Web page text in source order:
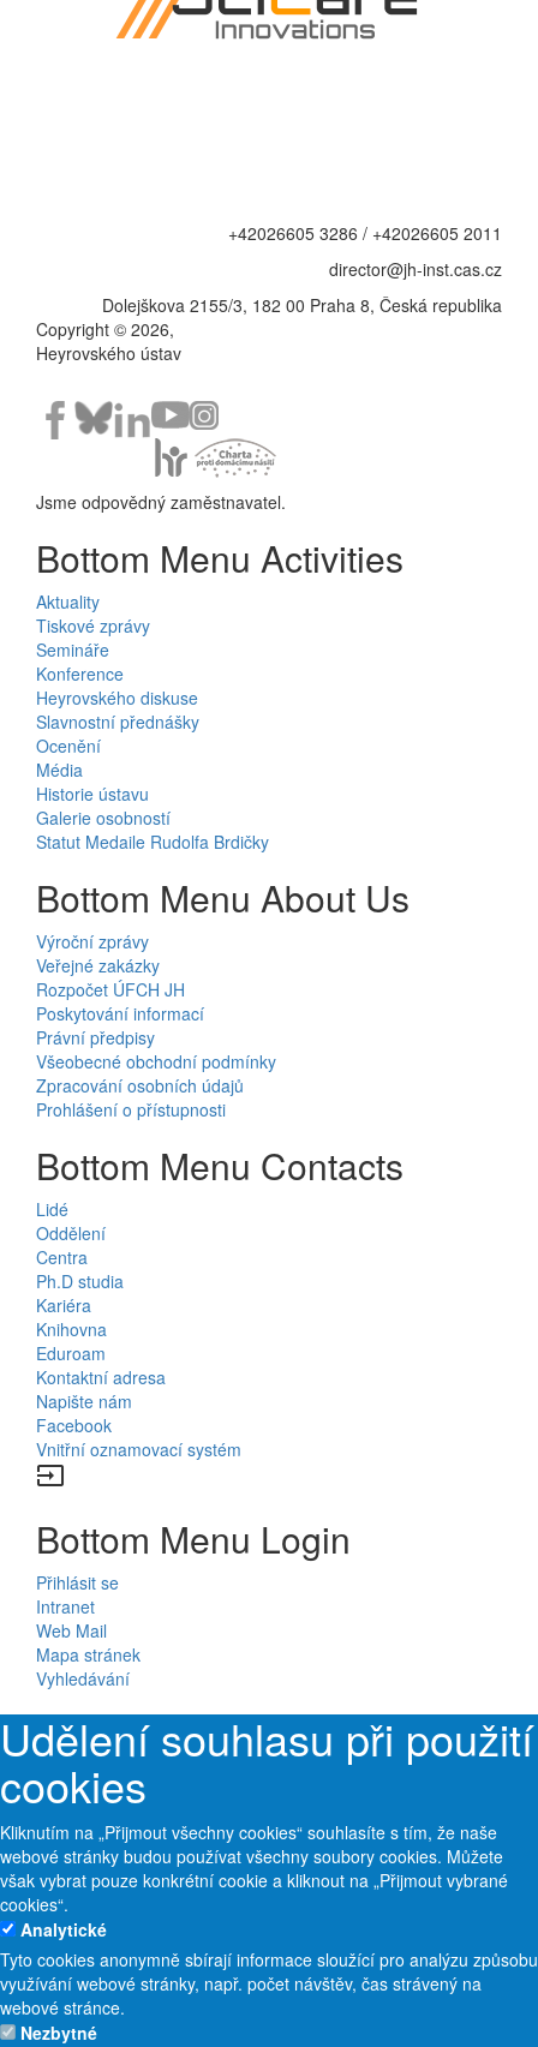
+42026605 3286 / +42026605 2011
director@jh-inst.cas.cz
Dolejškova 2155/3, 182 00 Praha 8, Česká republika
Copyright © 2026,
Heyrovského ústav
Jsme odpovědný zaměstnavatel.
Bottom Menu Activities
Aktuality
Tiskové zprávy
Semináře
Konference
Heyrovského diskuse
Slavnostní přednášky
Ocenění
Média
Historie ústavu
Galerie osobností
Statut Medaile Rudolfa Brdičky
Bottom Menu About Us
Výroční zprávy
Veřejné zakázky
Rozpočet ÚFCH JH
Poskytování informací
Právní předpisy
Všeobecné obchodní podmínky
Zpracování osobních údajů
Prohlášení o přístupnosti
Bottom Menu Contacts
Lidé
Oddělení
Centra
Ph.D studia
Kariéra
Knihovna
Eduroam
Kontaktní adresa
Napište nám
Facebook
Vnitřní oznamovací systém
input
Bottom Menu Login
Přihlásit se
Intranet
Web Mail
Mapa stránek
Vyhledávání
Udělení souhlasu při použití
cookies
Kliknutím na „Přijmout všechny cookies“ souhlasíte s tím, že naše
webové stránky budou používat všechny soubory cookies. Můžete
však vybrat pouze konkrétní cookie a kliknout na „Přijmout vybrané
cookies“.
Analytické
Tyto cookies anonymně sbírají informace sloužící pro analýzu způsobu
využívání webové stránky, např. počet návštěv, čas strávený na
webové stránce.
Nezbytné